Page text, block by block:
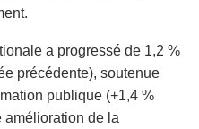
a progressé de 1,2 %
précédente), soutenue
publique (+1,4 %
amélioration de la